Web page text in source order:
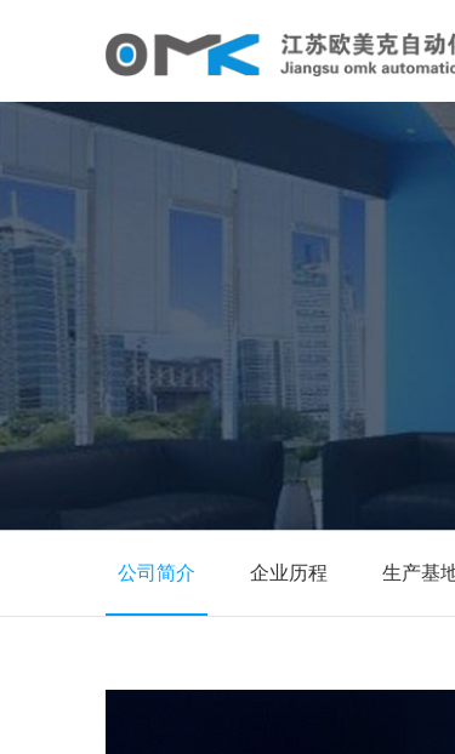
公司简介 企业历程 生产基